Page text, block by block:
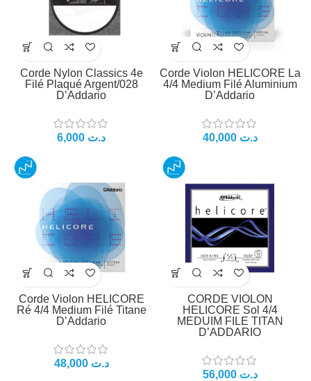
Corde Nylon Classics 4e
Filé Plaqué Argent/028
D’Addario
د.ت
Corde Violon HELICORE La
4/4 Medium Filé Aluminium
D’Addario
د.ت 40,000
Corde Violon HELICORE
Ré 4/4 Medium Filé Titane
D’Addario
د.ت 48,000
CORDE VIOLON
HELICORE Sol 4/4
MEDUIM FILE TITAN
D’ADDARIO
د.ت 56,000